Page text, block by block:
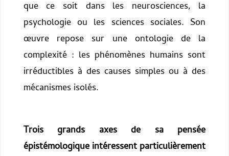
que ce soit dans les neurosciences, la
psychologie ou les sciences sociales. Son
œuvre repose sur une ontologie de la
complexité : les phénomènes humains sont
irréductibles à des causes simples ou à des
mécanismes isolés.
Trois grands axes de sa pensée
épistémologique intéressent particulièrement